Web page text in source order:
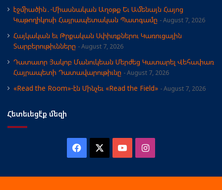
էջմիածին․-Միասնական Աղօթք Եւ Ամենայն Հայոց
Կաթողիկոսի Հայրապետական Պատգամը
August 7, 2026
Հայկական եւ Թրքական Սփիւռքներու Կառուցային
Տարբերութիւնները
August 7, 2026
Դատաւոր Յակոբ Մանուկեան Մերժեց Կատարել Վեհափառ
Հայրապետի Դատավարութիւնը
August 7, 2026
«Read the Room»-էն Մինչեւ «Read the Field» August 7, 2026
Հետեւեցէ՛ք մեզի
Facebook YouTubeInstagram